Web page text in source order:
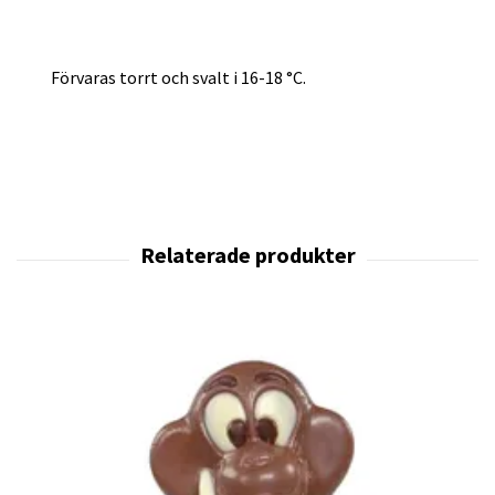
Förvaras torrt och svalt i 16-18 °C.